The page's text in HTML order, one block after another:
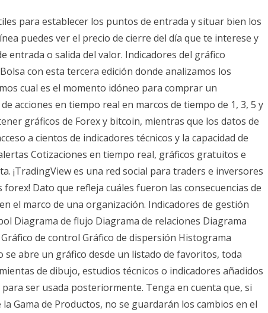
para establecer los puntos de entrada y situar bien los
puedes ver el precio de cierre del día que te interese y
entrada o salida del valor. Indicadores del gráfico
con esta tercera edición donde analizamos los
cual es el momento idóneo para comprar un
acciones en tiempo real en marcos de tiempo de 1, 3, 5 y
gráficos de Forex y bitcoin, mientras que los datos de
a cientos de indicadores técnicos y la capacidad de
Cotizaciones en tiempo real, gráficos gratuitos e
¡TradingView es una red social para traders e inversores
Dato que refleja cuáles fueron las consecuencias de
el marco de una organización. Indicadores de gestión
Diagrama de flujo Diagrama de relaciones Diagrama
de control Gráfico de dispersión Histograma
se abre un gráfico desde un listado de favoritos, toda
de dibujo, estudios técnicos o indicadores añadidos
ser usada posteriormente. Tenga en cuenta que, si
Gama de Productos, no se guardarán los cambios en el